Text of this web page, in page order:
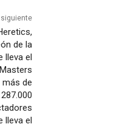
lleva el